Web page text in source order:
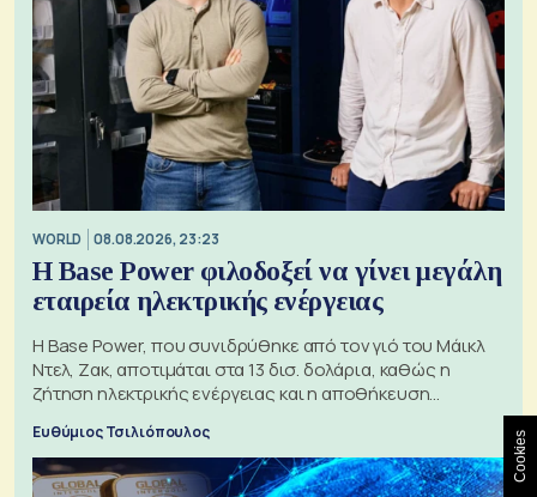
WORLD 08.08.2026, 23:23
Η Base Power φιλοδοξεί να γίνει μεγάλη
εταιρεία ηλεκτρικής ενέργειας
Η Base Power, που συνιδρύθηκε από τον γιό του Μάικλ
Ντελ, Ζακ, αποτιμάται στα 13 δισ. δολάρια, καθώς η
ζήτηση ηλεκτρικής ενέργειας και η αποθήκευση
Ευθύμιος Τσιλιόπουλος Cookies